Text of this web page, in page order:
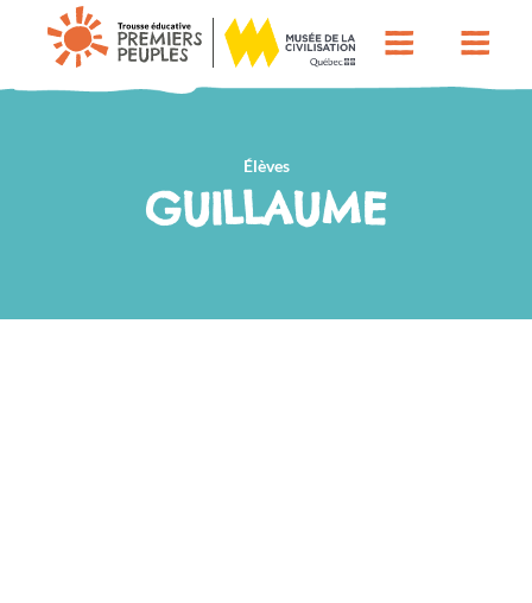
Élèves
GUILLAUME